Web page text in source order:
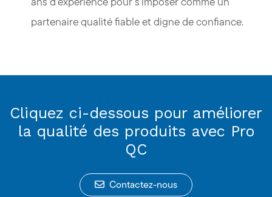
partenaire qualité fiable et digne de confiance.
Cliquez ci-dessous pour améliorer
la qualité des produits avec Pro
QC
Contactez-nous